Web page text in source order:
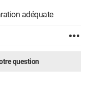
adéquate
question